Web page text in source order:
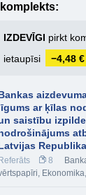
IZDEVĪGI pirkt
ietaupīsi
−4,48 €
ar ķīlas
saistību
Referāts 8
, Ekonomika,